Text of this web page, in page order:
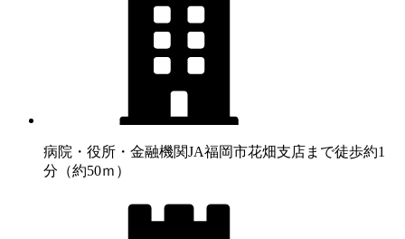
病院・役所・金融機関JA福岡市花畑支店まで徒歩約1
分（約50ｍ）